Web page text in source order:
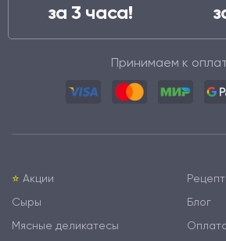
за 3 часа!
Принимаем к
⭐️ Акции
Сыры
Мясные деликатесы
Блог